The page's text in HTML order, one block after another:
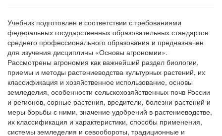
Учебник подготовлен в соответствии с требованиями
федеральных государственных образовательных стандартов
среднего профессионального образования и предназначен
для изучения дисциплины «Основы агрономии».
Рассмотрены агрономия как важнейший раздел биологии,
приемы и методы растениеводства культурных растений, их
классификация и хозяйственное использование, основы
земледелия, особенности сельскохозяйственных почв России
и регионов, сорные растения, вредители, болезни растений и
меры борьбы с ними, значение удобрений в растениеводстве,
их классификация и характеристики, способы применения,
системы земледелия и севообороты, традиционные и